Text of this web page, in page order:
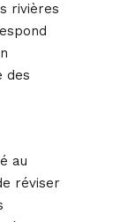
rivières
des
au
réviser